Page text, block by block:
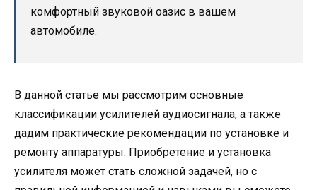
комфортный звуковой оазис в вашем
автомобиле.
В данной статье мы рассмотрим основные
классификации усилителей аудиосигнала, а также
дадим практические рекомендации по установке и
ремонту аппаратуры. Приобретение и установка
усилителя может стать сложной задачей, но с